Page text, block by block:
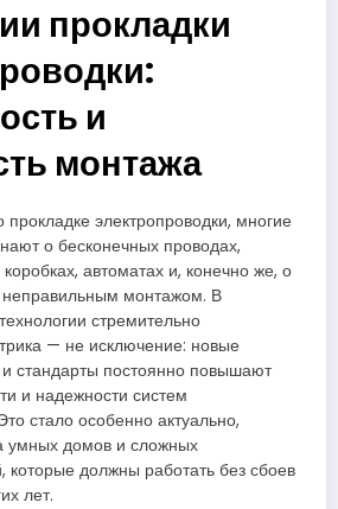
прокладки
и
монтажа
прокладке электропроводки, многие
о бесконечных проводах,
автоматах и, конечно же, о
неправильным монтажом. В
стремительно
— не исключение: новые
стандарты постоянно повышают
и надежности систем
стало особенно актуально,
умных домов и сложных
которые должны работать без сбоев
лет.